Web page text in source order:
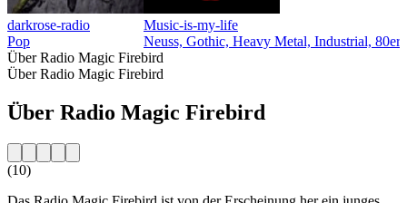
darkrose-radio
Pop
Music-is-my-life
Neuss, Gothic, Heavy Metal, Industrial, 80er
Über Radio Magic Firebird
Über Radio Magic Firebird
Über Radio Magic Firebird
(10)